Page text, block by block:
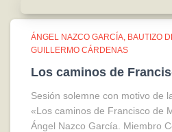
ÁNGEL NAZCO GARCÍA BAUTIZO
GUILLERMO CÁRDENAS
Los caminos de
Sesión solemne con motivo de
«Los caminos de Francisco de
Ángel Nazco García. Miembro